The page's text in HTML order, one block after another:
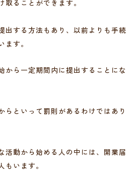
取ることができます。
出する方法もあり、以前よりも手続
す。
から一定期間内に提出することにな
らといって罰則があるわけではあり
活動から始める人の中には、開業届
います。